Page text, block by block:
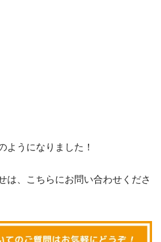
ようになりました！
は、こちらにお問い合わせくださ